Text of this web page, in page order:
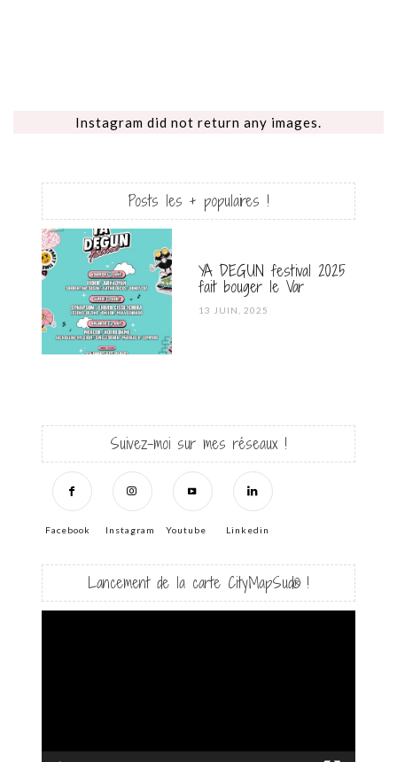
Instagram did not return any images.
Posts les + populaires !
YA DEGUN festival 2025
fait bouger le Var
POSTED
13 JUIN, 2025
Suivez-moi sur mes réseaux !
Facebook Instagram Youtube Linkedin
Lancement de la carte CityMapSud® !